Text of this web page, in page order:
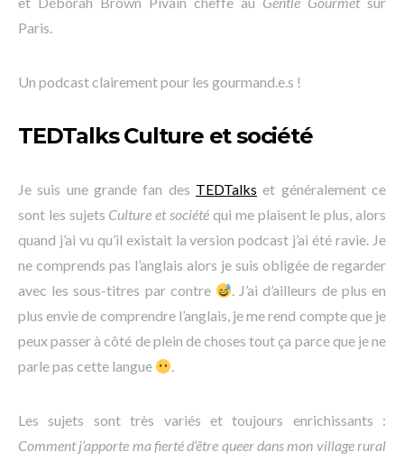
Paris.
Un podcast clairement pour les gourmand.e.s !
TEDTalks Culture et société
Je suis une grande fan des TEDTalks et généralement ce
sont les sujets Culture et société qui me plaisent le plus, alors
quand j’ai vu qu’il existait la version podcast j’ai été ravie. Je
ne comprends pas l’anglais alors je suis obligée de regarder
avec les sous-titres par contre
. J’ai d’ailleurs de plus en
plus envie de comprendre l’anglais, je me rend compte que je
peux passer à côté de plein de choses tout ça parce que je ne
parle pas cette langue
.
Les sujets sont très variés et toujours enrichissants :
Comment j’apporte ma fierté d’être queer dans mon village rural